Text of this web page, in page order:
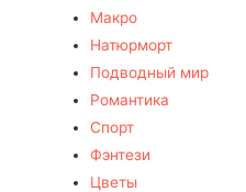
Макро
Натюрморт
Подводный мир
Романтика
Спорт
Фэнтези
Цветы